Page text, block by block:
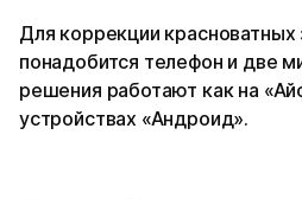
Для коррекции красноватных
понадобится телефон и две
решения работают как на
устройствах «Андроид».